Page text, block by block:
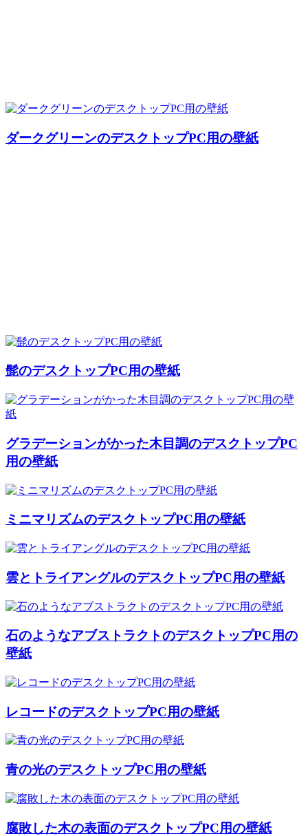
ダークグリーンのデスクトップPC用の壁紙
髭のデスクトップPC用の壁紙
グラデーションがかった木目調のデスクトップPC
用の壁紙
ミニマリズムのデスクトップPC用の壁紙
雲とトライアングルのデスクトップPC用の壁紙
石のようなアブストラクトのデスクトップPC用の
壁紙
レコードのデスクトップPC用の壁紙
青の光のデスクトップPC用の壁紙
腐敗した木の表面のデスクトップPC用の壁紙